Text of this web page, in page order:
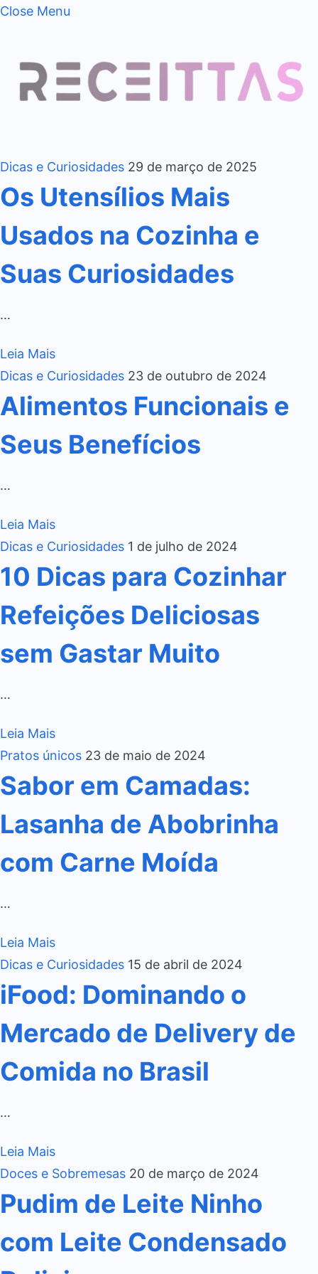
Close Menu
Dicas e Curiosidades 29 de março de 2025
Os Utensílios Mais
Usados na Cozinha e
Suas Curiosidades
…
Leia Mais
Dicas e Curiosidades 23 de outubro de 2024
Alimentos Funcionais e
Seus Benefícios
…
Leia Mais
Dicas e Curiosidades 1 de julho de 2024
10 Dicas para Cozinhar
Refeições Deliciosas
sem Gastar Muito
…
Leia Mais
Pratos únicos 23 de maio de 2024
Sabor em Camadas:
Lasanha de Abobrinha
com Carne Moída
…
Leia Mais
Dicas e Curiosidades 15 de abril de 2024
iFood: Dominando o
Mercado de Delivery de
Comida no Brasil
…
Leia Mais
Doces e Sobremesas 20 de março de 2024
Pudim de Leite Ninho
com Leite Condensado